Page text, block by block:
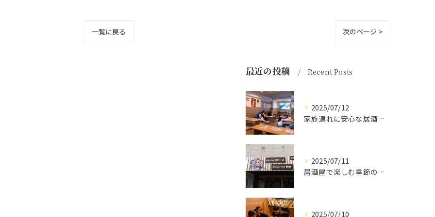
一覧に戻る 次のページ >
最近の投稿 Recent Posts
2025/07/12
家族連れに安心な居酒屋体験
2025/07/11
居酒屋で楽しむ季節の味覚と生中継スポーツ観戦
2025/07/10